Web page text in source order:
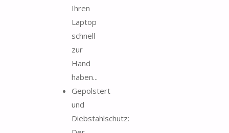
Ihren
Laptop
schnell
zur
Hand
haben...
Gepolstert
und
Diebstahlschutz: